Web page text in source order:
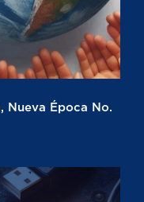
Nueva Época No.